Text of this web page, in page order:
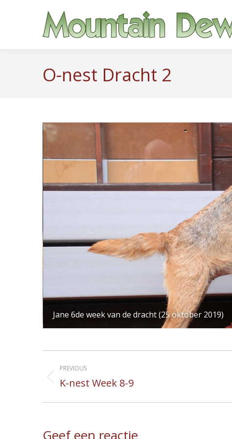
O-nest Dracht 2
Jane 6de week van de dracht (25 oktober 2019)
Album
navigation
PREVIOUS
Previous
K-nest Week 8-9
Geef een reactie